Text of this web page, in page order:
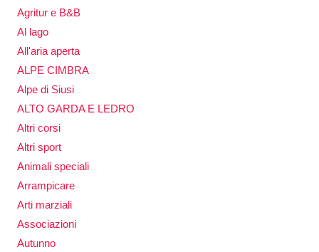
Agritur e B&B
Al lago
All'aria aperta
ALPE CIMBRA
Alpe di Siusi
ALTO GARDA E LEDRO
Altri corsi
Altri sport
Animali speciali
Arrampicare
Arti marziali
Associazioni
Autunno